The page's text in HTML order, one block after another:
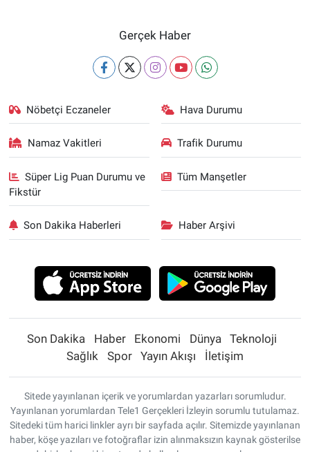
Gerçek Haber
Nöbetçi Eczaneler Hava Durumu
Namaz Vakitleri Trafik Durumu
Süper Lig Puan Durumu ve
Fikstür
Tüm Manşetler
Son Dakika Haberleri Haber Arşivi
Son Dakika Haber Ekonomi Dünya
Teknoloji
Sağlık
Spor Yayın Akışı İletişim
Sitede yayınlanan içerik ve yorumlardan yazarları sorumludur.
Yayınlanan yorumlardan Tele1 Gerçekleri İzleyin sorumlu tutulamaz.
Sitedeki tüm harici linkler ayrı bir sayfada açılır. Sitemizde yayınlanan
haber, köşe yazıları ve fotoğraflar izin alınmaksızın kaynak gösterilse